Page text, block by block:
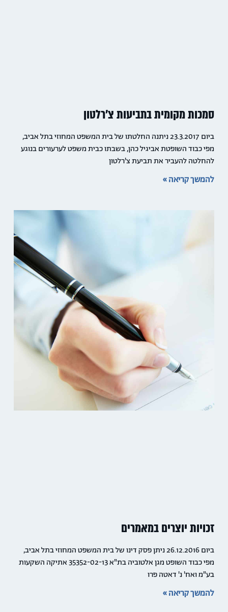
סמכות מקומית בתביעות צ'רלטון
ביום 23.3.2017 ניתנה החלטתו של בית המשפט המחוזי בתל אביב,
מפי כבוד השופטת אביגיל כהן, בשבתו כבית משפט לערעורים בנוגע
להחלטה להעביר את תביעת צ'רלטון
להמשך קריאה »
זכויות יוצרים במאמרים
ביום 26.12.2016 ניתן פסק דינו של בית המשפט המחוזי בתל אביב,
מפי כבוד השופט מגן אלטוביה בת"א 35352-02-13 אתיקה השקעות
בע"מ ואח' נ' דאטה פרו
להמשך קריאה »